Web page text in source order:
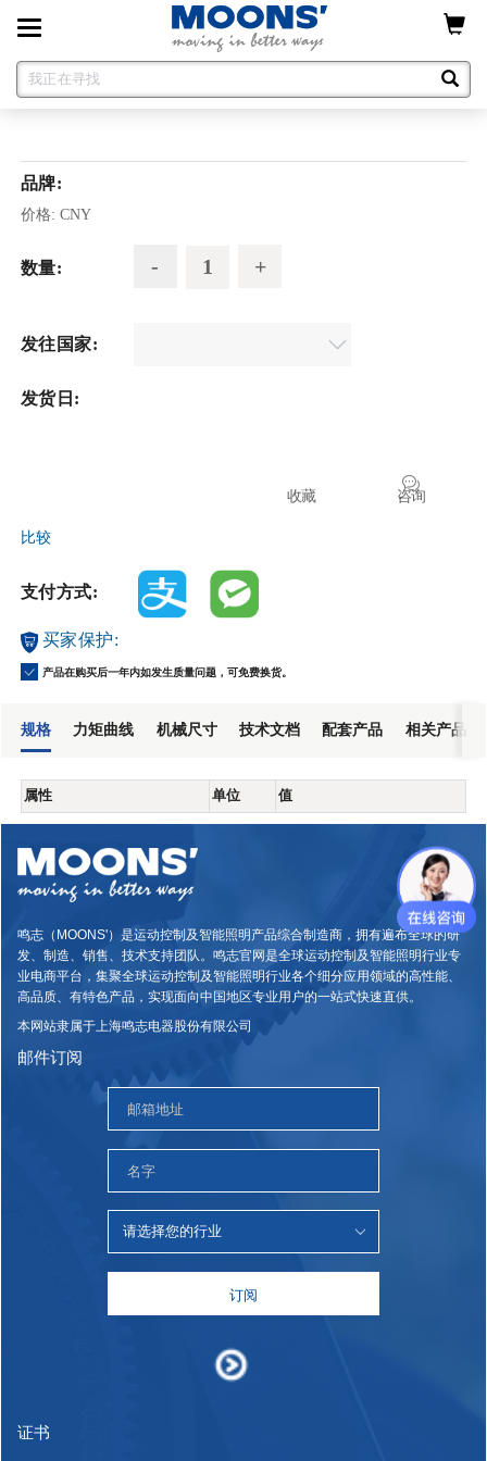
Toggle
navigation
品牌:
价格: CNY
数量:
发往国家:
发货日:
咨询
收藏
比较
支付方式:
买家保护:
产品在购买后一年内如发生质量问题，可免费换货。
规格 力矩曲线 机械尺寸 技术文档 配套产品 相关产品
属性 单位 值
鸣志（MOONS'）是运动控制及智能照明产品综合制造商，拥有遍布全球的研
发、制造、销售、技术支持团队。鸣志官网是全球运动控制及智能照明行业专
业电商平台，集聚全球运动控制及智能照明行业各个细分应用领域的高性能、
高品质、有特色产品，实现面向中国地区专业用户的一站式快速直供。
本网站隶属于上海鸣志电器股份有限公司
邮件订阅
订阅
证书